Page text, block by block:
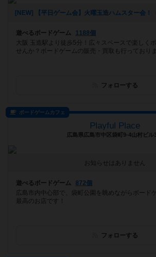
遊べるボードゲーム
1188個
大阪 玉造駅より徒歩5分！広々スペースで楽しく
せんか？ボードゲームの販売・買取も行っておりま
フォローする
ボードゲームカフェ
Playful Place
広島県広島市中区袋町9-4山村ビル
お知らせはありません
遊べるボードゲーム
872個
広島市内中心部で、袋町公園を眺めながらボード
最高のお店です！
フォローする